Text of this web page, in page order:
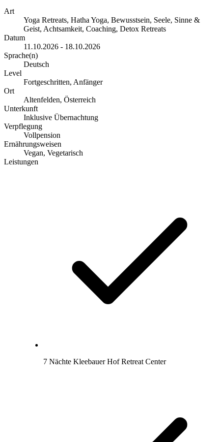
Art
Yoga Retreats, Hatha Yoga, Bewusstsein, Seele, Sinne &
Geist, Achtsamkeit, Coaching, Detox Retreats
Datum
11.10.2026 - 18.10.2026
Sprache(n)
Deutsch
Level
Fortgeschritten, Anfänger
Ort
Altenfelden, Österreich
Unterkunft
Inklusive Übernachtung
Verpflegung
Vollpension
Ernährungsweisen
Vegan, Vegetarisch
Leistungen
7 Nächte Kleebauer Hof Retreat Center